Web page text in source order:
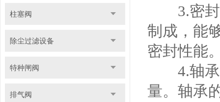
柱塞阀
除尘过滤设备
特种闸阀
排气阀
3.密封
制成，能
密封性能
4.轴承
量。轴承